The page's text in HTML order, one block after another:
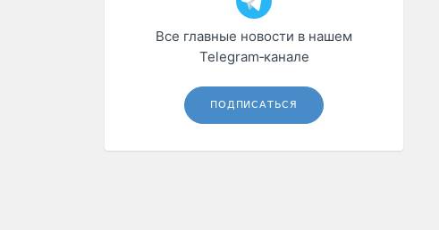
Все главные новости в нашем
Telegram‑канале
ПОДПИСАТЬСЯ